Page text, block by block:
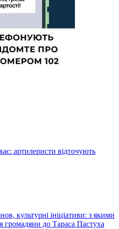
артилеристи відточують
культурні ініціативи: з якими
громадяни до Тараса Пастуха